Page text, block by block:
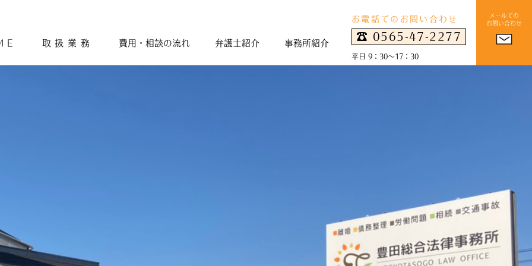
取扱業務 費用・相談の流れ 弁護士紹介 事務所紹介
お電話でのお問い合わせ
☎︎ 0565-47-2277
平日 9：30～17：30
メールでの
お問い合わせ